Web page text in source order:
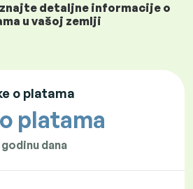
detaljne informacije o
u vašoj zemlji
o platama
platama
dana